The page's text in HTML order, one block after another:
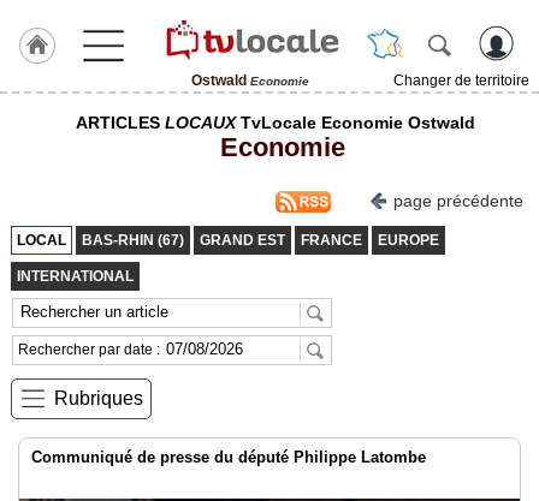
Ostwald Economie
Changer de territoire
TvLocale
France
Accueil
RUBRIQUES
Agenda
ARTICLES LOCAUXTvLocale Economie Ostwald
Economie
page précédente
LOCAL BAS-RHIN (67) GRAND EST FRANCE EUROPE
INTERNATIONAL
Rechercher par date :
Rubriques
Communiqué de presse du député Philippe Latombe